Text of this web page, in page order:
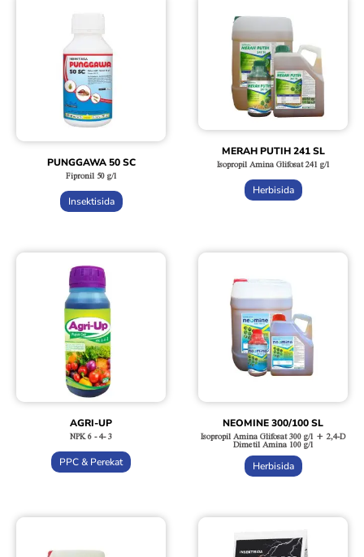
PUNGGAWA 50 SC
Fipronil 50 g/l
Insektisida
MERAH PUTIH 241 SL
Isopropil Amina Glifosat 241 g/l
Herbisida
AGRI-UP
NPK 6 - 4- 3
PPC & Perekat
NEOMINE 300/100 SL
Isopropil Amina Glifosat 300 g/l + 2,4-D
Dimetil Amina 100 g/l
Herbisida